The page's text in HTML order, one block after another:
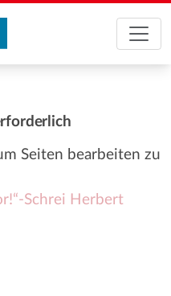
Seiten bearbeiten zu
Schrei Herbert